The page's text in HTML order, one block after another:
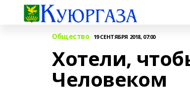
Общество 19 СЕНТЯБРЯ 2018, 07:00
Хотели,
Человеком